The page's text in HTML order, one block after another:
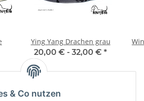
Ying Yang Drachen grau
20,00 € - 32,00 € *
& Co nutzen